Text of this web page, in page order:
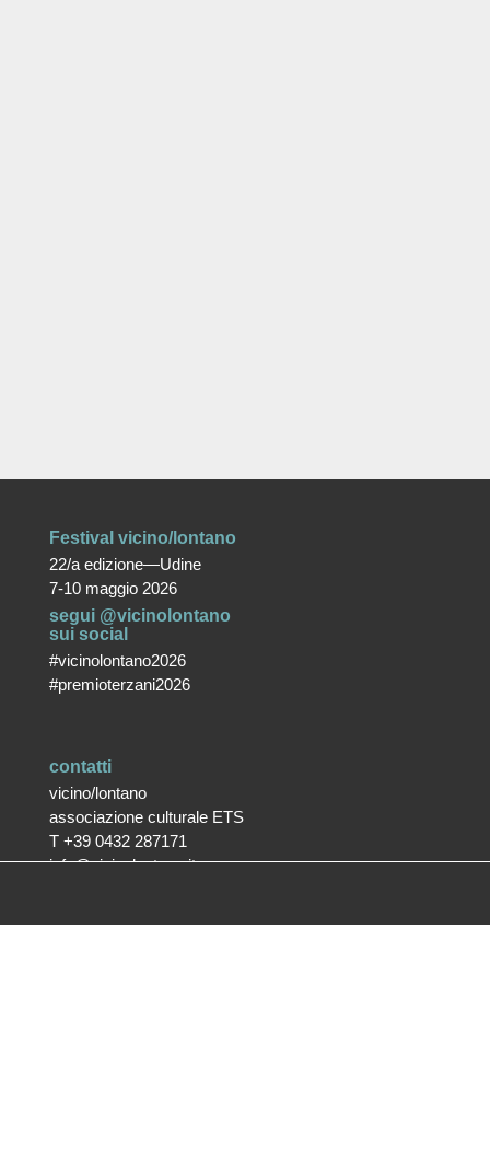
Festival vicino/lontano
22/a edizione—Udine
7-10 maggio 2026
segui @vicinolontano
sui social
#vicinolontano2026
#premioterzani2026
contatti
vicino/lontano
associazione culturale ETS
T +39 0432 287171
info@vicinolontano.it